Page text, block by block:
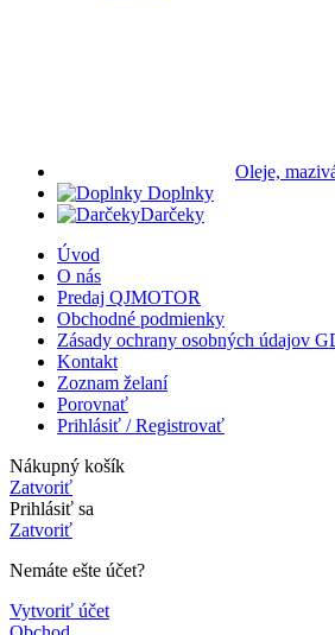
Oleje,
Doplnky
Darčeky
Úvod
O nás
Predaj QJMOTOR
Obchodné podmienky
Zásady ochrany osobných údajov
Kontakt
Zoznam želaní
Porovnať
Prihlásiť / Registrovať
Nákupný košík
Zatvoriť
Prihlásiť sa
Zatvoriť
Nemáte ešte účet?
Vytvoriť účet